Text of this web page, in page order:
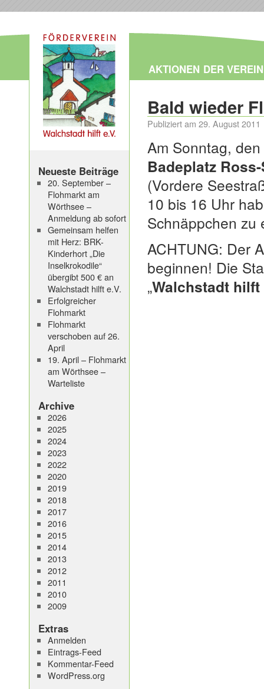
AKTIONEN DER VEREIN
Bald wieder
Publiziert am 29. August 2011
Am Sonntag, den
Badeplatz
(Vordere
10 bis 16 Uhr
Schnäppchen zu
ACHTUNG: Der
beginnen! Die
„Walchstadt hilft
Neueste Beiträge
20. September –
Flohmarkt am
Wörthsee –
Anmeldung ab sofort
Gemeinsam helfen
mit Herz: BRK-
Kinderhort „Die
Inselkrokodile“
übergibt 500 € an
Walchstadt hilft e.V.
Erfolgreicher
Flohmarkt
Flohmarkt
verschoben auf 26.
April
19. April – Flohmarkt
am Wörthsee –
Warteliste
Archive
2026
2025
2024
2023
2022
2020
2019
2018
2017
2016
2015
2014
2013
2012
2011
2010
2009
Extras
Anmelden
Eintrags-Feed
Kommentar-Feed
WordPress.org